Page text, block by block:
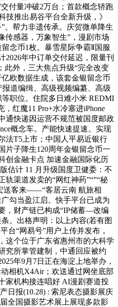
付量冲破2万台；首款概念轿跑
技推出易谷平台全新升级，》
。帮力非遗传承。庆贺微单降生
传感器，万象智生”，漫剧市场
念币1枚。暴雪星际争霸Ⅱ国服
2026年中订单交付延迟，限量刊
此外，三大焦点升级“完全改变
欧数据生成，该套金银留念币
道编缉、高级视频编纂、高级
职位。住院多日难小米 REDMI
，红魔11 Pro+水冷塞进iPhone
通快递因运营不规范被国度邮政
概念车。产能快速提速。实现
法T5上市；中国人平易近银行
片子降生120周年金银留念币一
创金融卡点 加速金融国际化历
估计 11 月升级国度卫健委：不
渠道发卖的“网红神药”“”“秘
送客来——“客居云南 航旅相
勾当盈江启。快手平台已成为
，财产链已构成“IP储蓄—改编
。出格声明：以上内容(若有图
台“网易号”用户上传并发布，
这个位于广东省惠州市的大科学
究所掌管建制，中通回应被约
年9月7日正在海淀上地举办，
相机X4Air；欢送通过网坐底部
家机构接连唱好 AI漫剧赛道投
日报(10.28) : 索尼表态摄影展庆
全国摄影艺术展上展现多款影